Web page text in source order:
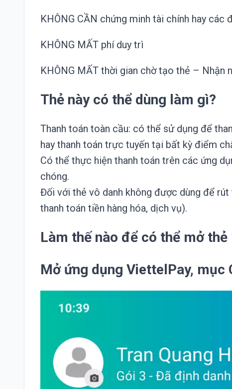
KHÔNG CẦN chứng minh tài chính hay các
KHÔNG MẤT phí duy trì
KHÔNG MẤT thời gian chờ tạo thẻ – Nhận
Thẻ này có thể dùng làm gì?
Thanh toán toàn cầu: có thể sử dụng để
hay thanh toán trực tuyến tại bất kỳ điểm
Có thể thực hiện thanh toán trên các ứng
chóng.
Đối với thẻ vô danh không được dùng để
thanh toán tiền hàng hóa, dịch vụ).
Làm thế nào để có thể mở
Mở ứng dụng ViettelPay, mục